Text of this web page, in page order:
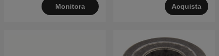
Monitora Acquista